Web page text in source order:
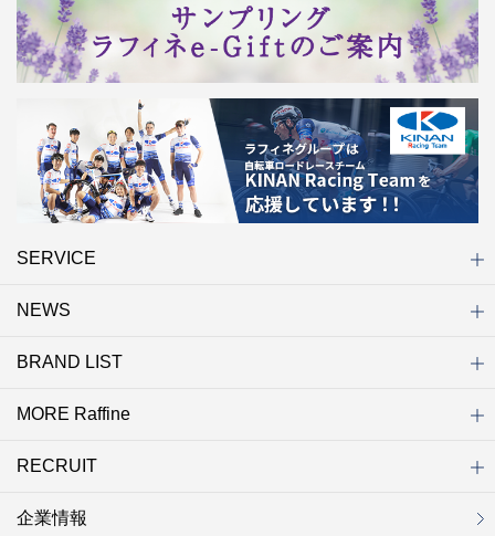
SERVICE
初めての方へ
店舗検索
キャンペーン
ラフィネ マルシェ（通販サイト）
WEB予約
よくある質問（Q&A）
サイトマップ
NEWS
ニュース一覧
お知らせ
オープン
クローズ
リニューアル
その他
BRAND LIST
ブランド一覧
ラフィネ
グランラフィネ
バダンバルー
ラフィネプリュス
プチラフィネ
整体ナチュラルボディ
トータルセラピー
フットデザイン
REFLE（リフレ）
Raffine TOKYO
ラフィネ ランニングスタイル
MORE Raffine
MORE Raffine
ラフィネのこだわり
ラフィネのひみつ
お得で便利なサービス
ラフィネギフト
ラフィネグループアスリート
RECRUIT
セラピスト採用
新卒採用
研修サイト
NOWON!!
企業情報